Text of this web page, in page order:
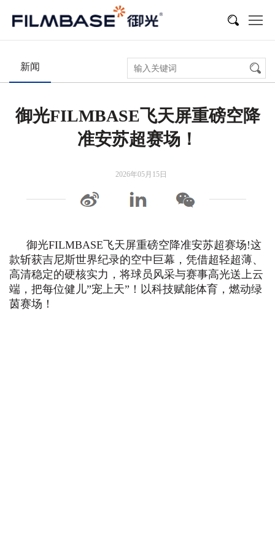
新闻 展会活动
新闻
御光FILMBASE飞天屏重磅空降
准安苏超赛场！
2026年05月15日
御光FILMBASE飞天屏重磅空降准安苏超赛场!这
款斩获吉尼斯世界纪录的空中巨幕，凭借超轻超薄、
高清稳定的硬核实力，将球员风采与赛事高光送上云
端，把每位健儿”宠上天”！以科技赋能体育，燃动绿
茵赛场！